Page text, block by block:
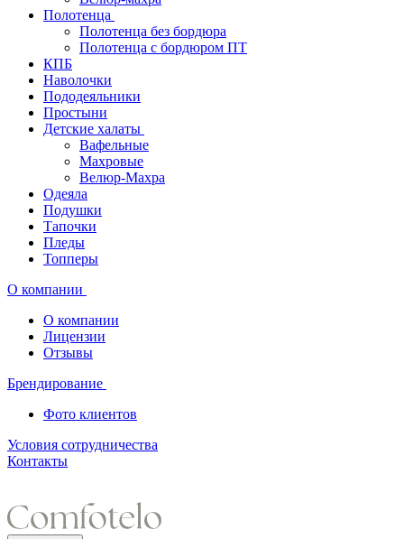
Полотенца
Полотенца без бордюра
Полотенца с бордюром ПТ
КПБ
Наволочки
Пододеяльники
Простыни
Детские халаты
Вафельные
Махровые
Велюр-Махра
Одеяла
Подушки
Тапочки
Пледы
Топперы
О компании
О компании
Лицензии
Отзывы
Брендирование
Фото клиентов
Условия сотрудничества
Контакты